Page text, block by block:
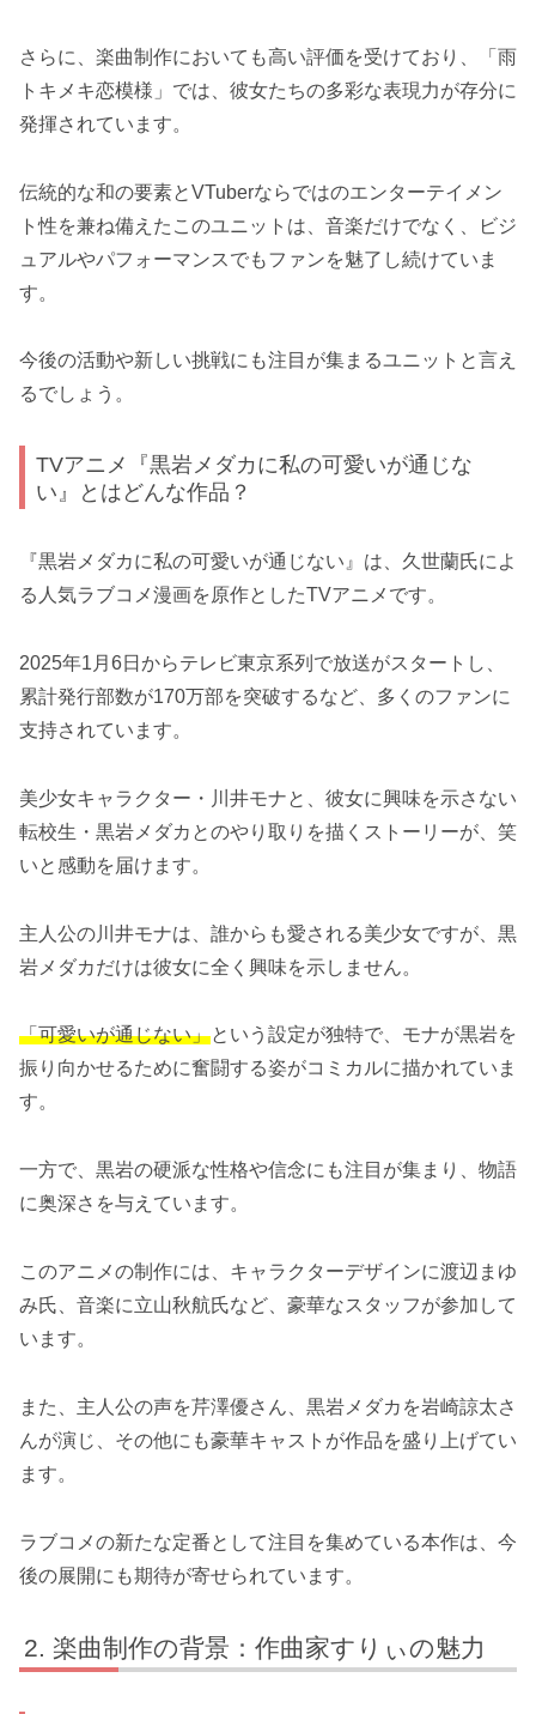
さらに、楽曲制作においても高い評価を受けており、「雨
トキメキ恋模様」では、彼女たちの多彩な表現力が存分に
発揮されています。
伝統的な和の要素とVTuberならではのエンターテイメン
ト性を兼ね備えたこのユニットは、音楽だけでなく、ビジ
ュアルやパフォーマンスでもファンを魅了し続けていま
す。
今後の活動や新しい挑戦にも注目が集まるユニットと言え
るでしょう。
TVアニメ『黒岩メダカに私の可愛いが通じな
い』とはどんな作品？
『黒岩メダカに私の可愛いが通じない』は、久世蘭氏によ
る人気ラブコメ漫画を原作としたTVアニメです。
2025年1月6日からテレビ東京系列で放送がスタートし、
累計発行部数が170万部を突破するなど、多くのファンに
支持されています。
美少女キャラクター・川井モナと、彼女に興味を示さない
転校生・黒岩メダカとのやり取りを描くストーリーが、笑
いと感動を届けます。
主人公の川井モナは、誰からも愛される美少女ですが、黒
岩メダカだけは彼女に全く興味を示しません。
「可愛いが通じない」という設定が独特で、モナが黒岩を
振り向かせるために奮闘する姿がコミカルに描かれていま
す。
一方で、黒岩の硬派な性格や信念にも注目が集まり、物語
に奥深さを与えています。
このアニメの制作には、キャラクターデザインに渡辺まゆ
み氏、音楽に立山秋航氏など、豪華なスタッフが参加して
います。
また、主人公の声を芹澤優さん、黒岩メダカを岩崎諒太さ
んが演じ、その他にも豪華キャストが作品を盛り上げてい
ます。
ラブコメの新たな定番として注目を集めている本作は、今
後の展開にも期待が寄せられています。
楽曲制作の背景：作曲家すりぃの魅力